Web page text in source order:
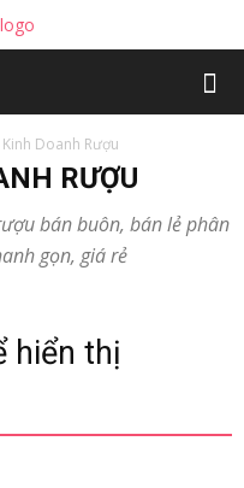
Doanh Rượu
RƯỢU
bán buôn, bán lẻ phân
gọn, giá rẻ
hiển thị